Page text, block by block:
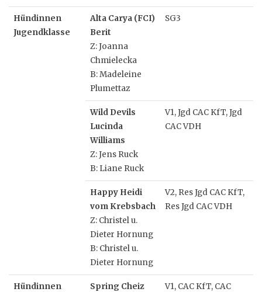
Hündinnen
Jugendklasse
Alta Carya (FCI)
Berit
Z: Joanna
Chmielecka
B: Madeleine
Plumettaz
SG3
Wild Devils
Lucinda
Williams
Z: Jens Ruck
B: Liane Ruck
V1, Jgd CAC KfT, Jgd
CAC VDH
Happy Heidi
vom Krebsbach
Z: Christel u.
Dieter Hornung
B: Christel u.
Dieter Hornung
V2, Res Jgd CAC KfT,
Res Jgd CAC VDH
Hündinnen
Spring Cheiz
V1, CAC KfT, CAC